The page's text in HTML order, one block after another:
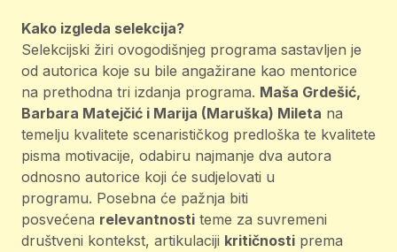
Kako izgleda selekcija?
Selekcijski žiri ovogodišnjeg programa sastavljen je
od autorica koje su bile angažirane kao mentorice
na prethodna tri izdanja programa. Maša Grdešić,
Barbara Matejčić i Marija (Maruška) Mileta na
temelju kvalitete scenarističkog predloška te kvalitete
pisma motivacije, odabiru najmanje dva autora
odnosno autorice koji će sudjelovati u
programu. Posebna će pažnja biti
posvećena relevantnosti teme za suvremeni
društveni kontekst, artikulaciji kritičnosti prema